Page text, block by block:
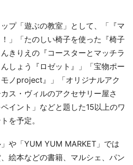
プ「遊ぶの教室」として、「『マ
」「たのしい椅子を使った『椅子
きりえの『コースターとマッチラ
しょう『ロゼット』」「宝物ポー
ノproject』」「オリジナルアク
ス・ヴィルのアクセサリー屋さ
イント」などと題した15以上のワ
を予定。
や「YUM YUM MARKET」では
絵本などの書籍、マルシェ、パン